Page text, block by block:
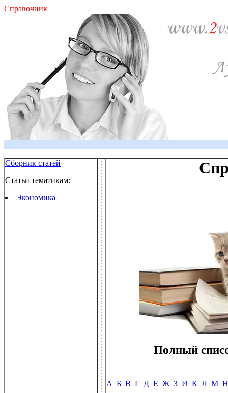
Справочник
Сборник статей
Статьи тематикам:
Экономика
Полный
А Б В Г Д Е Ж З И К Л М Н